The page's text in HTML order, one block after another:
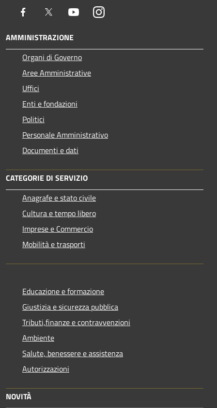
Facebook Twitter YoutubeInstagram
AMMINISTRAZIONE
Organi di Governo
Aree Amministrative
Uffici
Enti e fondazioni
Politici
Personale Amministrativo
Documenti e dati
CATEGORIE DI SERVIZIO
Anagrafe e stato civile
Cultura e tempo libero
Imprese e Commercio
Mobilità e trasporti
Educazione e formazione
Giustizia e sicurezza pubblica
Tributi,finanze e contravvenzioni
Ambiente
Salute, benessere e assistenza
Autorizzazioni
NOVITÀ